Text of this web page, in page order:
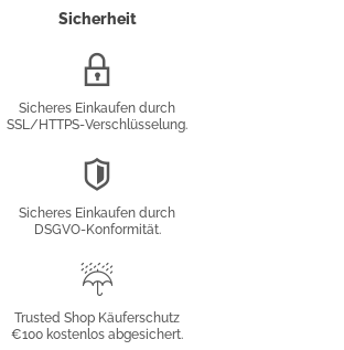
Sicherheit
Sicheres Einkaufen durch
SSL/HTTPS-Verschlüsselung.
Sicheres Einkaufen durch
DSGVO-Konformität.
Käuferschutz
Trusted Shop Käuferschutz
€100 kostenlos abgesichert.